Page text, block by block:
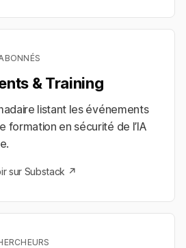
& Training
listant les événements
formation en sécurité de l’IA
sur Substack ↗